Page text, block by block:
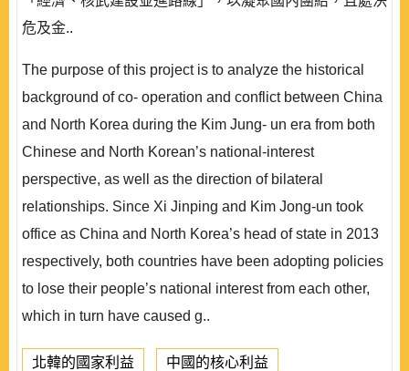
危及金..
The purpose of this project is to analyze the historical
background of co- operation and conflict between China
and North Korea during the Kim Jung- un era from both
Chinese and North Korean’s national-interest
perspective, as well as the direction of bilateral
relationships. Since Xi Jinping and Kim Jong-un took
office as China and North Korea’s head of state in 2013
respectively, both countries have been adopting policies
to lose their people’s national interest from each other,
which in turn have caused g..
北韓的國家利益 中國的核心利益